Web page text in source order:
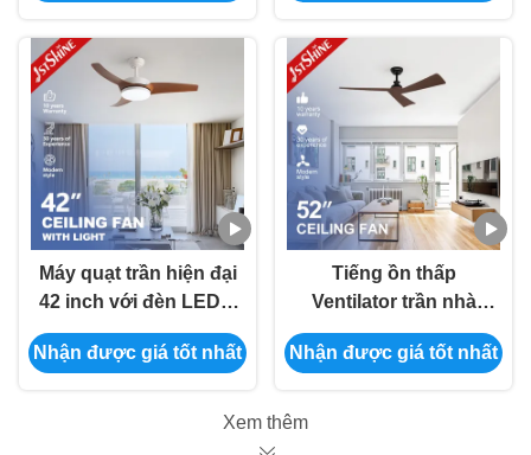
Máy quạt trần hiện đại
42 inch với đèn LED 3
màu và lưỡi cỏ gỗ
Nhận được giá tốt nhất
Tiếng ồn thấp
Ventilator trần nhà
màu đen mịn với lưỡi
cỏ gỗ tối và loại công
Nhận được giá tốt nhất
Xem thêm